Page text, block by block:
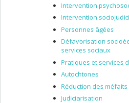
Intervention
Intervention
Personnes âgées
Défavorisation
services sociaux
Pratiques et services
Autochtones
Réduction des méfaits
Judiciarisation